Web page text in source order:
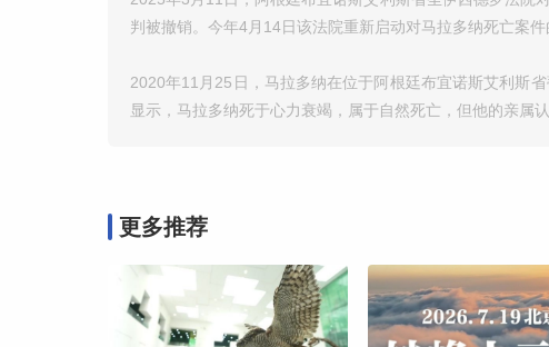
判被撤销。今年4月14日该法院重新启动对马拉多纳死亡案
2020年11月25日，马拉多纳在位于阿根廷布宜诺斯艾利斯
显示，马拉多纳死于心力衰竭，属于自然死亡，但他的亲属
更多推荐